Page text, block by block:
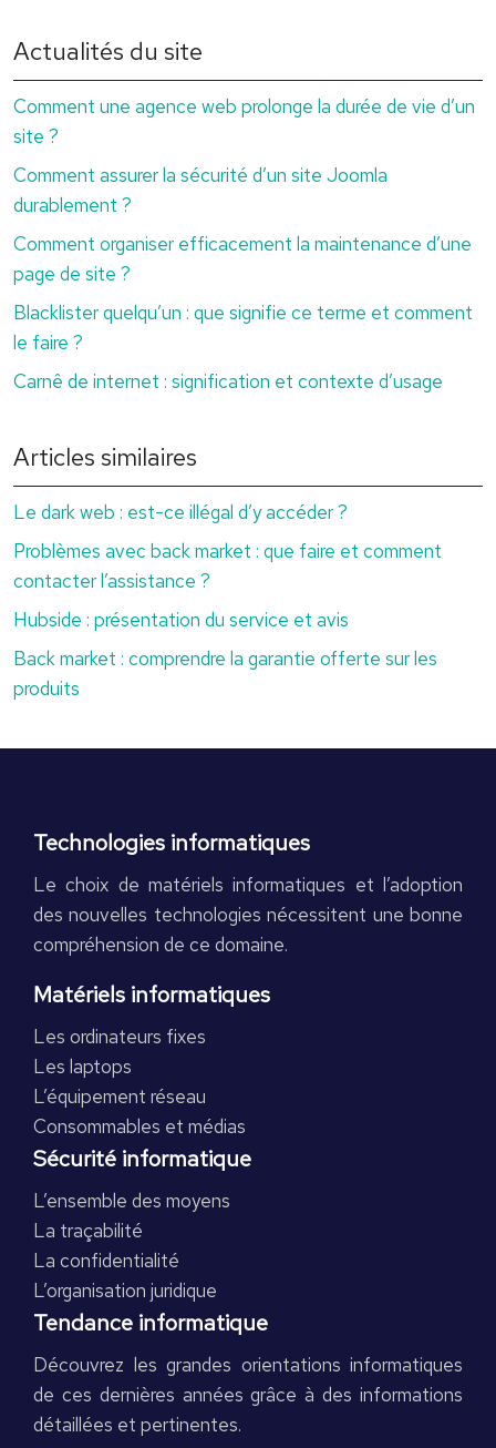
Actualités du site
Comment une agence web prolonge la durée de vie d’un
site ?
Comment assurer la sécurité d’un site Joomla
durablement ?
Comment organiser efficacement la maintenance d’une
page de site ?
Blacklister quelqu’un : que signifie ce terme et comment
le faire ?
Carnê de internet : signification et contexte d’usage
Articles similaires
Le dark web : est-ce illégal d’y accéder ?
Problèmes avec back market : que faire et comment
contacter l’assistance ?
Hubside : présentation du service et avis
Back market : comprendre la garantie offerte sur les
produits
Technologies informatiques
Le choix de matériels informatiques et l’adoption
des nouvelles technologies nécessitent une bonne
compréhension de ce domaine.
Matériels informatiques
Les ordinateurs fixes
Les laptops
L’équipement réseau
Consommables et médias
Sécurité informatique
L’ensemble des moyens
La traçabilité
La confidentialité
L’organisation juridique
Tendance informatique
Découvrez les grandes orientations informatiques
de ces dernières années grâce à des informations
détaillées et pertinentes.